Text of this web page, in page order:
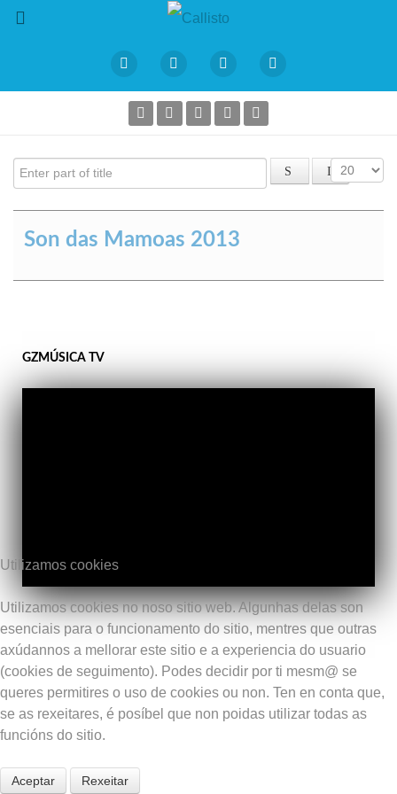
Enter part of title Amosar #
Son das Mamoas 2013
GZMÚSICA TV
Utilizamos cookies
Utilizamos cookies no noso sitio web. Algunhas delas son
esenciais para o funcionamento do sitio, mentres que outras
axúdannos a mellorar este sitio e a experiencia do usuario
(cookies de seguimento). Podes decidir por ti mesm@ se
queres permitires o uso de cookies ou non. Ten en conta que,
se as rexeitares, é posíbel que non poidas utilizar todas as
funcións do sitio.
Aceptar Rexeitar